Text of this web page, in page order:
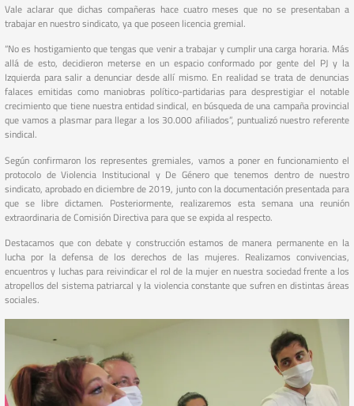
Vale aclarar que dichas compañeras hace cuatro meses que no se presentaban a
trabajar en nuestro sindicato, ya que poseen licencia gremial.
“No es hostigamiento que tengas que venir a trabajar y cumplir una carga horaria. Más
allá de esto, decidieron meterse en un espacio conformado por gente del PJ y la
Izquierda para salir a denunciar desde allí mismo. En realidad se trata de denuncias
falaces emitidas como maniobras político-partidarias para desprestigiar el notable
crecimiento que tiene nuestra entidad sindical, en búsqueda de una campaña provincial
que vamos a plasmar para llegar a los 30.000 afiliados”, puntualizó nuestro referente
sindical.
Según confirmaron los representes gremiales, vamos a poner en funcionamiento el
protocolo de Violencia Institucional y De Género que tenemos dentro de nuestro
sindicato, aprobado en diciembre de 2019, junto con la documentación presentada para
que se libre dictamen. Posteriormente, realizaremos esta semana una reunión
extraordinaria de Comisión Directiva para que se expida al respecto.
Destacamos que con debate y construcción estamos de manera permanente en la
lucha por la defensa de los derechos de las mujeres. Realizamos convivencias,
encuentros y luchas para reivindicar el rol de la mujer en nuestra sociedad frente a los
atropellos del sistema patriarcal y la violencia constante que sufren en distintas áreas
sociales.